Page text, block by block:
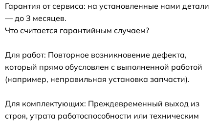
Гарантия от сервиса: на установленные нами детали
— до 3 месяцев.
Что считается гарантийным случаем?
Для работ: Повторное возникновение дефекта,
который прямо обусловлен с выполненной работой
(например, неправильная установка запчасти).
Для комплектующих: Преждевременный выход из
строя, утрата работоспособности или техническим